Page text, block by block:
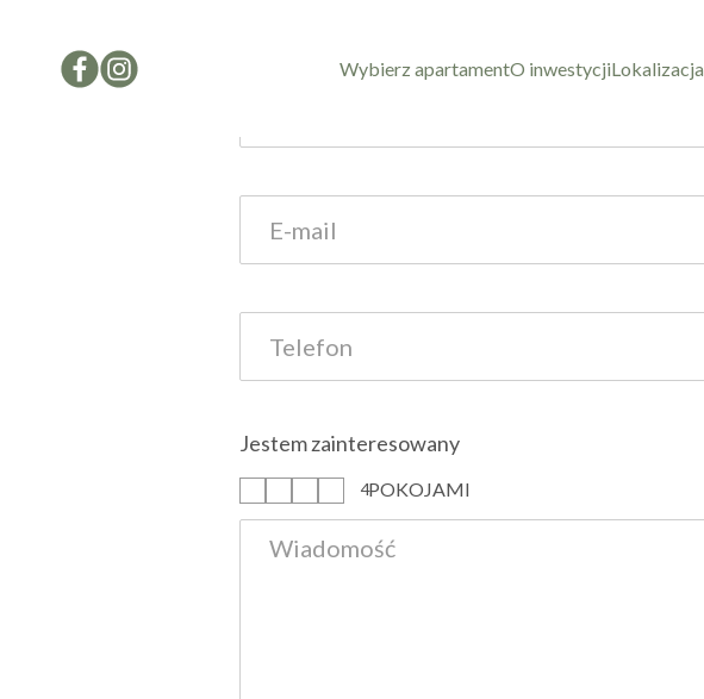
Wybierz apartamentO inwestycjiLokalizacja
Jestem zainteresowany
4POKOJAMI